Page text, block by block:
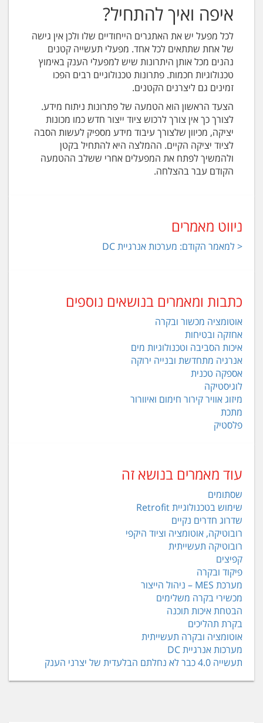
איפה ואיך להתחיל?
לכל מפעל יש את האתגרים הייחודיים שלו ולכן אין גישה
של אחת שתתאים לכל אחד. מפעלי תעשייה קטנים
נהנים מכל אותן היתרונות שיש למפעלי הענק באימוץ
טכנולוגיות חכמות. פתרונות טכנולוגיים רבים הפכו
זמינים גם ליצרנים הקטנים.
הצעד הראשון הוא הטמעה של פתרונות ניתוח מידע.
לצורך כך אין צורך לרכוש ציוד ייצור חדש כמו מכונות
יציקה, מכיוון שלצורך עיבוד מידע מספיק לעשות הסבה
לציוד יציקה הקיים. ההמלצה היא להתחיל בקטן
ולהמשיך לפתח את המפעלים אחרי ששלב ההטמעה
הקודם עבר בהצלחה.
ניווט מאמרים
< למאמר הקודם: מערכות אנרגיית DC
כתבות ומאמרים בנושאים נוספים
אוטומציה מכשור ובקרה
אחזקה ובטיחות
איכות הסביבה וטכנולוגיות מים
אנרגיה מתחדשת ובנייה ירוקה
אספקה טכנית
לוגיסטיקה
מיזוג אוויר קירור חימום ואיוורור
מתכת
פלסטיק
עוד מאמרים בנושא זה
שסתומים
שימוש בטכנולוגיית Retrofit
שדרוג חדרים נקיים
רובוטיקה, אוטומציה וציוד היקפי
רובוטיקה תעשייתית
קפיצים
פיקוד ובקרה
מערכת MES – ניהול הייצור
מכשירי בקרה משלימים
הבטחת איכות תוכנה
בקרת תהליכים
אוטומציה ובקרה תעשייתית
מערכות אנרגיית DC
תעשייה 4.0 כבר לא נחלתם הבלעדית של יצרני הענק